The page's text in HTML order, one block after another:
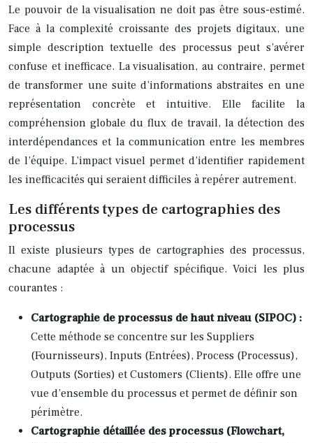
Le pouvoir de la visualisation ne doit pas être sous-estimé.
Face à la complexité croissante des projets digitaux, une
simple description textuelle des processus peut s’avérer
confuse et inefficace. La visualisation, au contraire, permet
de transformer une suite d’informations abstraites en une
représentation concrète et intuitive. Elle facilite la
compréhension globale du flux de travail, la détection des
interdépendances et la communication entre les membres
de l’équipe. L’impact visuel permet d’identifier rapidement
les inefficacités qui seraient difficiles à repérer autrement.
Les différents types de cartographies des
processus
Il existe plusieurs types de cartographies des processus,
chacune adaptée à un objectif spécifique. Voici les plus
courantes :
Cartographie de processus de haut niveau (SIPOC) :
Cette méthode se concentre sur les Suppliers
(Fournisseurs), Inputs (Entrées), Process (Processus),
Outputs (Sorties) et Customers (Clients). Elle offre une
vue d’ensemble du processus et permet de définir son
périmètre.
Cartographie détaillée des processus (Flowchart,